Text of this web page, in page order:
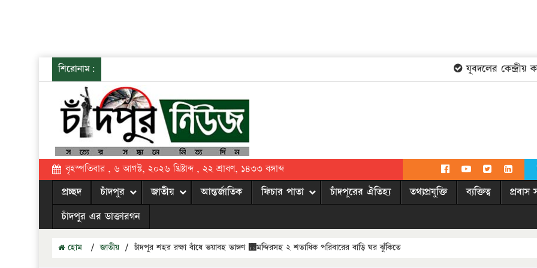
শিরোনাম: যুবদলের কেন্দ্রীয়
বৃহস্পতিবার , ৬ আগস্ট, ২০২৬ খ্রিষ্টাব্দ , ২২ শ্রাবণ, ১৪৩৩ বঙ্গাব্দ
প্রচ্ছদ চাঁদপুর জাতীয় আন্তর্জাতিক ফিচার পাতা চাঁদপুরের ঐতিহ্য তথ্যপ্রযুক্তি ব্যক্তিত্ব প্রবাস
চাঁদপুর এর ডাক্তারগন
হোম / জাতীয় / চাঁদপুর শহর রক্ষা বাঁধে ভয়াবহ ভাঙ্গণ ঳মন্দিরসহ ২ শতাধিক পরিবারের বাড়ি ঘর ঝুঁকিতে